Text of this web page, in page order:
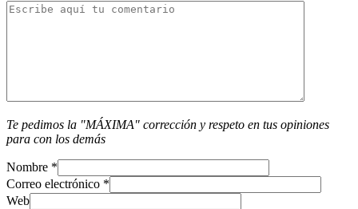
Te pedimos la "MÁXIMA" corrección y respeto en tus opiniones
para con los demás
Nombre *
Correo electrónico *
Web